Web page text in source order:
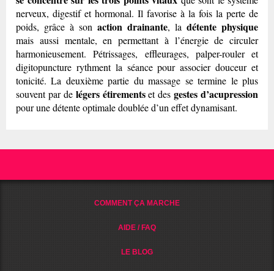
nerveux, digestif et hormonal. Il favorise à la fois la perte de
poids, grâce à son action drainante, la détente physique
mais aussi mentale, en permettant à l’énergie de circuler
harmonieusement. Pétrissages, effleurages, palper-rouler et
digitopuncture rythment la séance pour associer douceur et
tonicité. La deuxième partie du massage se termine le plus
souvent par de légers étirementset desgestes d’acupression
pour une détente optimale doublée d’un effet dynamisant.
COMMENT ÇA MARCHE
AIDE / FAQ
LE BLOG